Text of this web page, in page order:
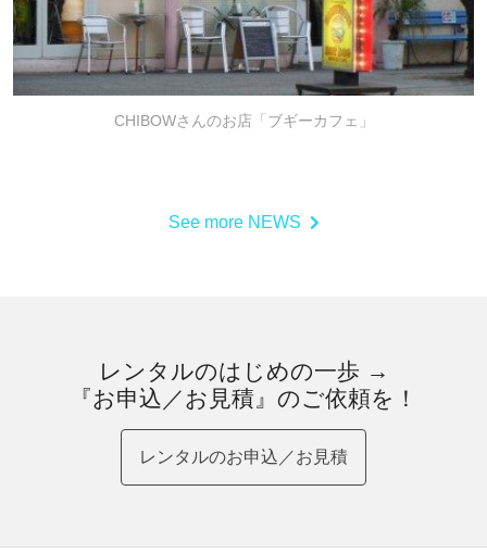
CHIBOWさんのお店「ブギーカフェ」
See more NEWS
レンタルのはじめの一歩 →
『お申込／お見積』のご依頼を！
レンタルのお申込／お見積